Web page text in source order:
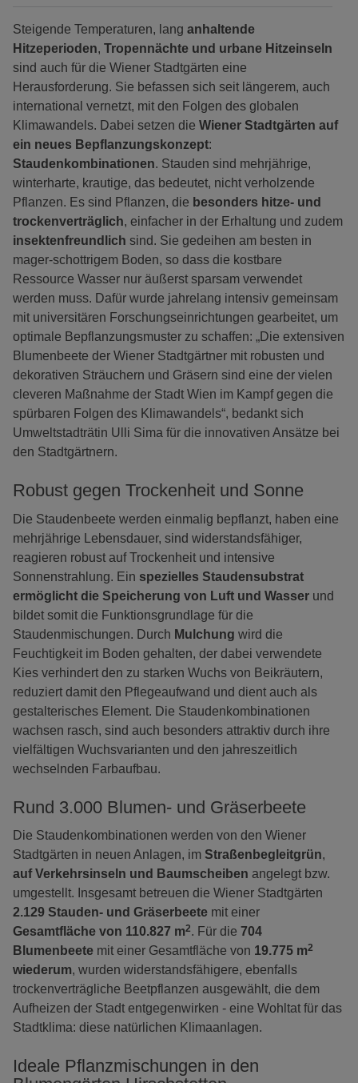
Steigende Temperaturen, lang anhaltende
Hitzeperioden, Tropennächte und urbane Hitzeinseln
sind auch für die Wiener Stadtgärten eine
Herausforderung. Sie befassen sich seit längerem, auch
international vernetzt, mit den Folgen des globalen
Klimawandels. Dabei setzen die Wiener Stadtgärten auf
ein neues Bepflanzungskonzept:
Staudenkombinationen. Stauden sind mehrjährige,
winterharte, krautige, das bedeutet, nicht verholzende
Pflanzen. Es sind Pflanzen, die besonders hitze- und
trockenverträglich, einfacher in der Erhaltung und zudem
insektenfreundlich sind. Sie gedeihen am besten in
mager-schottrigem Boden, so dass die kostbare
Ressource Wasser nur äußerst sparsam verwendet
werden muss. Dafür wurde jahrelang intensiv gemeinsam
mit universitären Forschungseinrichtungen gearbeitet, um
optimale Bepflanzungsmuster zu schaffen: „Die extensiven
Blumenbeete der Wiener Stadtgärtner mit robusten und
dekorativen Sträuchern und Gräsern sind eine der vielen
cleveren Maßnahme der Stadt Wien im Kampf gegen die
spürbaren Folgen des Klimawandels“, bedankt sich
Umweltstadträtin Ulli Sima für die innovativen Ansätze bei
den Stadtgärtnern.
Robust gegen Trockenheit und Sonne
Die Staudenbeete werden einmalig bepflanzt, haben eine
mehrjährige Lebensdauer, sind widerstandsfähiger,
reagieren robust auf Trockenheit und intensive
Sonnenstrahlung. Ein spezielles Staudensubstrat
ermöglicht die Speicherung von Luft und Wasser und
bildet somit die Funktionsgrundlage für die
Staudenmischungen. Durch Mulchung wird die
Feuchtigkeit im Boden gehalten, der dabei verwendete
Kies verhindert den zu starken Wuchs von Beikräutern,
reduziert damit den Pflegeaufwand und dient auch als
gestalterisches Element. Die Staudenkombinationen
wachsen rasch, sind auch besonders attraktiv durch ihre
vielfältigen Wuchsvarianten und den jahreszeitlich
wechselnden Farbaufbau.
Rund 3.000 Blumen- und Gräserbeete
Die Staudenkombinationen werden von den Wiener
Stadtgärten in neuen Anlagen, im Straßenbegleitgrün,
auf Verkehrsinseln und Baumscheiben angelegt bzw.
umgestellt. Insgesamt betreuen die Wiener Stadtgärten
2.129 Stauden- und Gräserbeete mit einer
Gesamtfläche von 110.827 m2. Für die 704
Blumenbeete mit einer Gesamtfläche von 19.775 m2
wiederum, wurden widerstandsfähigere, ebenfalls
trockenverträgliche Beetpflanzen ausgewählt, die dem
Aufheizen der Stadt entgegenwirken - eine Wohltat für das
Stadtklima: diese natürlichen Klimaanlagen.
Ideale Pflanzmischungen in den